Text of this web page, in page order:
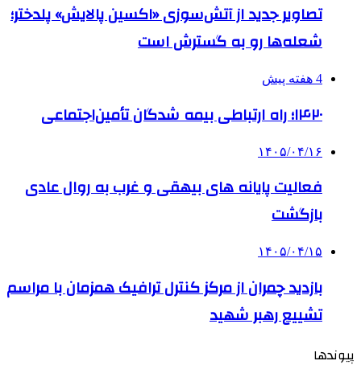
تصاویر جدید از آتش‌سوزی «اکسین پالایش» پلدختر؛
شعله‌ها رو به گسترش است
4 هفته پیش
۱۴۲۰؛ راه ارتباطی بیمه شدگان تأمین‌اجتماعی
۱۴۰۵/۰۴/۱۶
فعالیت پایانه های بیهقی و غرب به روال عادی
بازگشت
۱۴۰۵/۰۴/۱۵
بازدید چمران از مرکز کنترل ترافیک همزمان با مراسم
تشییع رهبر شهید
پیوندها